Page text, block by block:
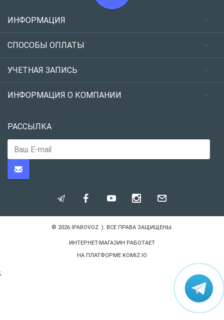
ИНФОРМАЦИЯ
СПОСОБЫ ОПЛАТЫ
УЧЕТНАЯ ЗАПИСЬ
ИНФОРМАЦИЯ О КОМПАНИИ
РАССЫЛКА
© 2026 IPAROVOZ :). ВСЕ ПРАВА ЗАЩИЩЕНЫ.
ИНТЕРНЕТ-МАГАЗИН РАБОТАЕТ
НА ПЛАТФОРМЕ KOMIZ.IO
;